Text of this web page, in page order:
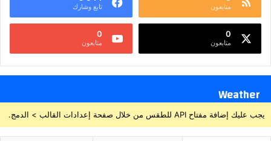
متابعون تابع وشارك
0
متابعون
0
متابعون
Weather
يجب عليك إضافة مفتاح API للطقس من خلال صفحة إعدادات القالب > الدمج.